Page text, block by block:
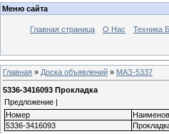
Меню сайта
Главная страница О Нас Техника
Главная » Доска объявлений » МАЗ-5337
5336-3416093 Прокладка
Предложение |
Номер
5336-3416093